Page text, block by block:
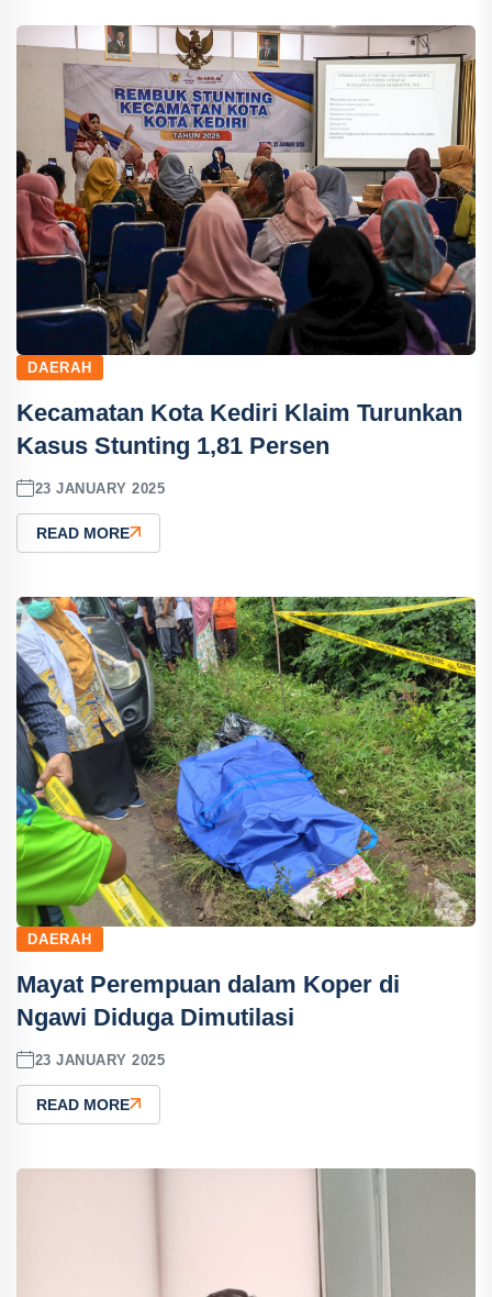
DAERAH
Kecamatan Kota Kediri Klaim Turunkan
Kasus Stunting 1,81 Persen
23 JANUARY 2025
READ MORE
DAERAH
Mayat Perempuan dalam Koper di
Ngawi Diduga Dimutilasi
23 JANUARY 2025
READ MORE